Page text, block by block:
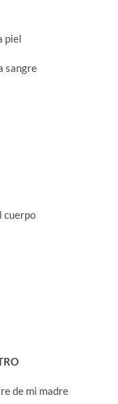
piel
sangre
cuerpo
de mi madre